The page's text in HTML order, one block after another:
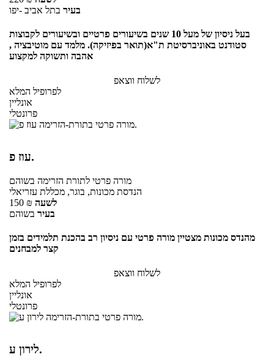
בעיר בתל אביב -יפו
בעל ניסיון של מעל 10 שנים בשיעורים פרטיים ובשיעורים לקבוצות
סטודנט באוניברסיטת ת"א(תואר בפיזיקה). מלמד עם מוטיבציה ,
אהבה ותשוקה למקצוע
לשלוח ווצאפ
לפרופיל המלא
אונליין
פרונטלי
עוז פ.
מורה פרטי לתורת הזרימה בשוהם
הנדסת מכונות, בוגר, מכללת עזריאלי
150 ₪ לשעה
בעיר בשוהם
מהנדס מכונות מצטיין מורה פרטי עם ניסיון רב בהכנת תלמידים בזמן
קצר למבחנים
לשלוח ווצאפ
לפרופיל המלא
אונליין
פרונטלי
לירון ע.